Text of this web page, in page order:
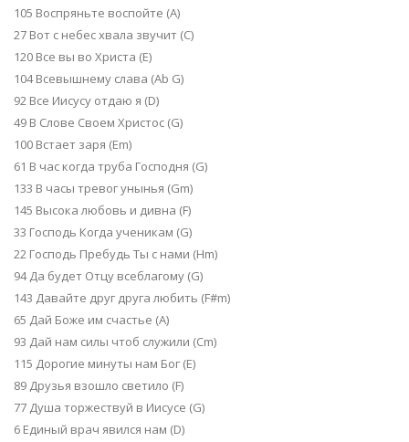
105 Воспряньте воспойте (А)
27 Вот с небес хвала звучит (C)
120 Все вы во Xpиста (E)
104 Всевышнему слава (Ab G)
92 Все Иисусу отдаю я (D)
49 В Слове Своем Христос (G)
100 Встает заря (Em)
61 В час когда труба Господня (G)
133 В часы тревог унынья (Gm)
145 Высока любовь и дивна (F)
33 Господь Когда ученикам (G)
22 Господь Пребудь Ты с нами (Hm)
94 Да будет Отцу всеблагому (G)
143 Давайте друг друга любить (F#m)
65 Дай Боже им счастье (А)
93 Дай нам силы чтоб служили (Cm)
115 Дорогие минуты нам Бог (E)
89 Друзья взошло светило (F)
77 Душа торжествуй в Иисусе (G)
6 Единый врач явился нам (D)